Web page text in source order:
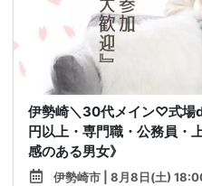
伊勢崎＼30代メイン♡式場
円以上・専門職・公務員・
感のある男女》
伊勢崎市 | 8月8日(土)